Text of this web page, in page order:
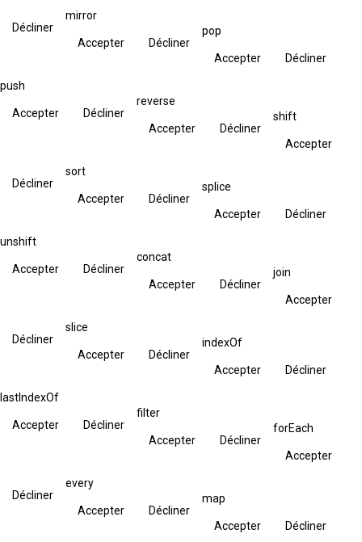
Décliner
mirror
Accepter Décliner
pop
Accepter Décliner
push
Accepter Décliner
reverse
Accepter Décliner
shift
Accepter
Décliner
sort
Accepter Décliner
splice
Accepter Décliner
unshift
Accepter Décliner
concat
Accepter Décliner
join
Accepter
Décliner
slice
Accepter Décliner
indexOf
Accepter Décliner
lastIndexOf
Accepter Décliner
filter
Accepter Décliner
forEach
Accepter
Décliner
every
Accepter Décliner
map
Accepter Décliner